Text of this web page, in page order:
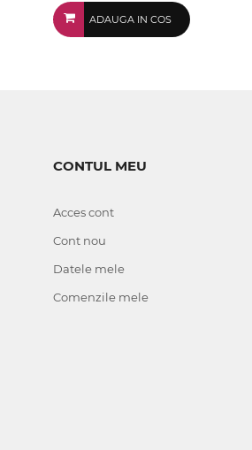
ADAUGA IN COS
CONTUL MEU
Acces cont
Cont nou
Datele mele
Comenzile mele